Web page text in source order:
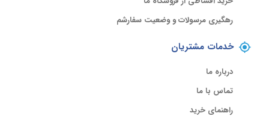
رهگیری مرسولات و وضعیت سفارشم
خدمات مشتریان
درباره ما
تماس با ما
راهنمای خرید